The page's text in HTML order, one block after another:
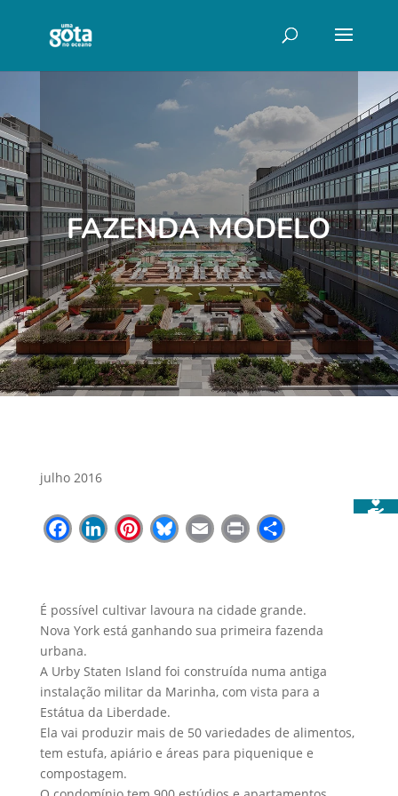
FAZENDA MODELO
julho 2016
Facebook
LinkedIn
Pinterest
Bluesky
Email
PrintShare
É possível cultivar lavoura na cidade grande.
Nova York está ganhando sua primeira fazenda
urbana.
A Urby Staten Island foi construída numa antiga
instalação militar da Marinha, com vista para a
Estátua da Liberdade.
Ela vai produzir mais de 50 variedades de alimentos,
tem estufa, apiário e áreas para piquenique e
compostagem.